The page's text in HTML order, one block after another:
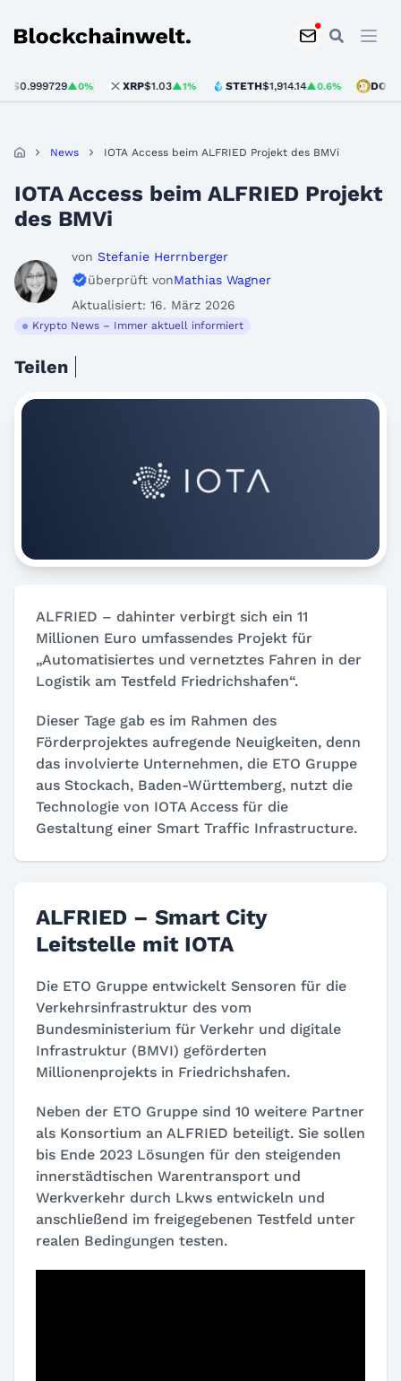
Blockchainwelt
▲0% XRP $1.03▲1% STETH$1,914.14▲0.6% DOGE
News IOTA Access beim ALFRIED Projekt des BMVi
IOTA Access beim ALFRIED Projekt
des BMVi
von Stefanie Herrnberger
überprüft vonMathias Wagner
Aktualisiert: 16. März 2026
Krypto News – Immer aktuell informiert
Teilen
ALFRIED – dahinter verbirgt sich ein 11
Millionen Euro umfassendes Projekt für
„Automatisiertes und vernetztes Fahren in der
Logistik am Testfeld Friedrichshafen“.
Dieser Tage gab es im Rahmen des
Förderprojektes aufregende Neuigkeiten, denn
das involvierte Unternehmen, die ETO Gruppe
aus Stockach, Baden-Württemberg, nutzt die
Technologie von IOTA Access für die
Gestaltung einer Smart Traffic Infrastructure.
ALFRIED – Smart City
Leitstelle mit IOTA
Die ETO Gruppe entwickelt Sensoren für die
Verkehrsinfrastruktur des vom
Bundesministerium für Verkehr und digitale
Infrastruktur (BMVI) geförderten
Millionenprojekts in Friedrichshafen.
Neben der ETO Gruppe sind 10 weitere Partner
als Konsortium an ALFRIED beteiligt. Sie sollen
bis Ende 2023 Lösungen für den steigenden
innerstädtischen Warentransport und
Werkverkehr durch Lkws entwickeln und
anschließend im freigegebenen Testfeld unter
realen Bedingungen testen.